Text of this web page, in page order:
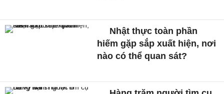
Nhật thực toàn phần
hiếm gặp sắp xuất hiện, nơi
nào có thể quan sát?